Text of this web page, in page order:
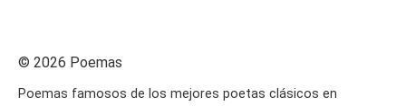
© 2026 Poemas
Poemas famosos de los mejores poetas clásicos en